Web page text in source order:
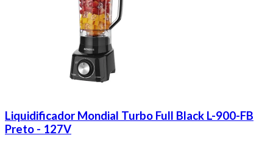
Liquidificador Mondial Turbo Full Black L-900-FB
Preto - 127V